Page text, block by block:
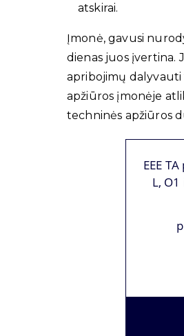
atskirai.
Įmonė, gavusi
dienas juos įvertina.
apribojimų dalyvauti
apžiūros įmonėje
techninės apžiūros
EEE
L,